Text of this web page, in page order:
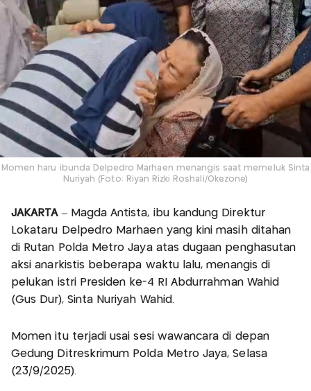
Momen haru ibunda Delpedro Marhaen menangis saat memeluk Sinta
Nuriyah (Foto: Riyan Rizki Roshali/Okezone)
JAKARTA– Magda Antista, ibu kandung Direktur
Lokataru Delpedro Marhaen yang kini masih ditahan
di Rutan Polda Metro Jaya atas dugaan penghasutan
aksi anarkistis beberapa waktu lalu, menangis di
pelukan istri Presiden ke-4 RI Abdurrahman Wahid
(Gus Dur), Sinta Nuriyah Wahid.
Momen itu terjadi usai sesi wawancara di depan
Gedung Ditreskrimum Polda Metro Jaya, Selasa
(23/9/2025).